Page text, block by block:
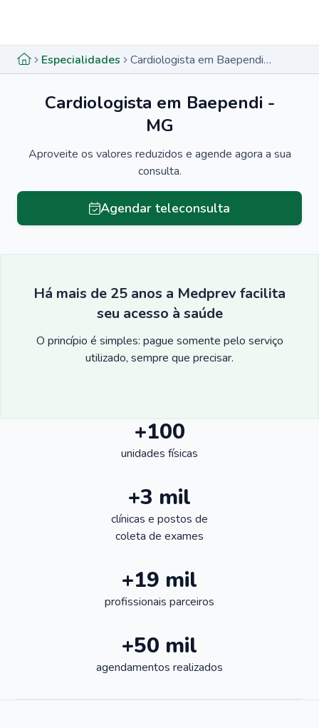
Especialidades Cardiologista em Baependi - MG
Cardiologista em Baependi -
MG
Aproveite os valores reduzidos e agende agora a sua
consulta.
Agendar teleconsulta
Há mais de 25 anos a Medprev facilita
seu acesso à saúde
O princípio é simples: pague somente pelo serviço
utilizado, sempre que precisar.
+100
unidades físicas
+3 mil
clínicas e postos de
coleta de exames
+19 mil
profissionais parceiros
+50 mil
agendamentos realizados